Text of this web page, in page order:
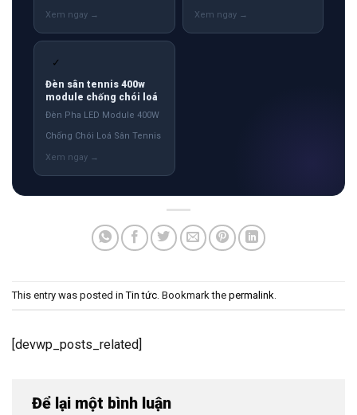
✓
Đèn sân tennis 400w
module chống chói loá
Đèn Pha LED Module 400W
Chống Chói Loá Sân Tennis
This entry was posted inTin tức . Bookmark the permalink
[devwp_posts_related]
Để lại một bình luận